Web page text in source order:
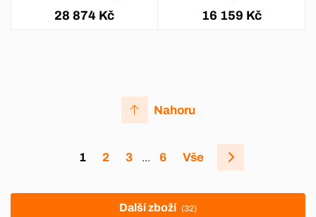
barev
28 874 Kč 16 159 Kč
1 2 3 … 6 Vše
Nahoru
Další zboží (32)